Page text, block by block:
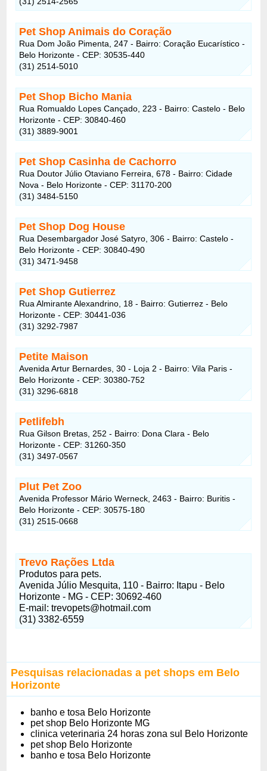
Pet Shop Animais do Coração
Rua Dom João Pimenta, 247 - Bairro: Coração Eucarístico -
Belo Horizonte - CEP: 30535-440
(31) 2514-5010
Pet Shop Bicho Mania
Rua Romualdo Lopes Cançado, 223 - Bairro: Castelo - Belo
Horizonte - CEP: 30840-460
(31) 3889-9001
Pet Shop Casinha de Cachorro
Rua Doutor Júlio Otaviano Ferreira, 678 - Bairro: Cidade
Nova - Belo Horizonte - CEP: 31170-200
(31) 3484-5150
Pet Shop Dog House
Rua Desembargador José Satyro, 306 - Bairro: Castelo -
Belo Horizonte - CEP: 30840-490
(31) 3471-9458
Pet Shop Gutierrez
Rua Almirante Alexandrino, 18 - Bairro: Gutierrez - Belo
Horizonte - CEP: 30441-036
(31) 3292-7987
Petite Maison
Avenida Artur Bernardes, 30 - Loja 2 - Bairro: Vila Paris -
Belo Horizonte - CEP: 30380-752
(31) 3296-6818
Petlifebh
Rua Gilson Bretas, 252 - Bairro: Dona Clara - Belo
Horizonte - CEP: 31260-350
(31) 3497-0567
Plut Pet Zoo
Avenida Professor Mário Werneck, 2463 - Bairro: Buritis -
Belo Horizonte - CEP: 30575-180
(31) 2515-0668
Trevo Rações Ltda
Produtos para pets.
Avenida Júlio Mesquita, 110 - Bairro: Itapu - Belo
Horizonte - MG - CEP: 30692-460
E-mail:trevopets@hotmail.com
(31) 3382-6559
Pesquisas relacionadas a pet shops em Belo
Horizonte
banho e tosa Belo Horizonte
pet shop Belo Horizonte MG
clinica veterinaria 24 horas zona sul Belo Horizonte
pet shop Belo Horizonte
banho e tosa Belo Horizonte